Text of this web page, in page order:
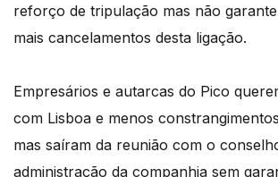
reforço de tripulação mas não
mais cancelamentos desta ligação.
Empresários e autarcas do Pico
com Lisboa e menos
mas saíram da reunião com o
administração da companhia sem